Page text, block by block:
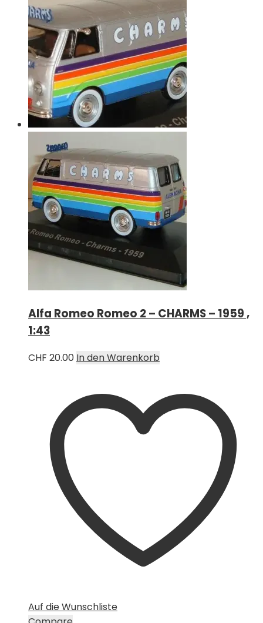
Alfa Romeo Romeo 2 – CHARMS – 1959 ,
1:43
CHF 20.00 In den Warenkorb
Auf die Wunschliste